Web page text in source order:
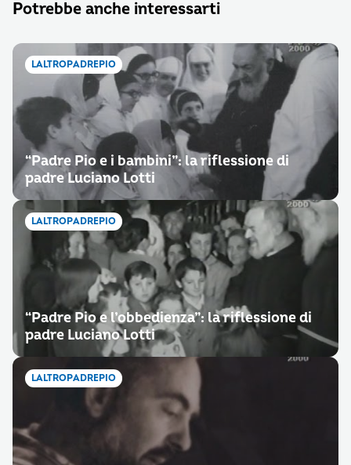
Potrebbe anche interessarti
LALTROPADREPIO
“Padre Pio e i bambini”: la riflessione di
padre Luciano Lotti
LALTROPADREPIO
“Padre Pio e l’obbedienza”: la riflessione di
padre Luciano Lotti
LALTROPADREPIO